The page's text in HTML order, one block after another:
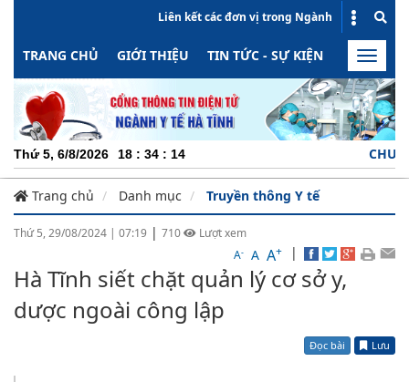
Liên kết các đơn vị trong Ngành
TRANG CHỦ GIỚI THIỆU TIN TỨC - SỰ KIỆN HOẠT
Toggle
Thứ 5, 6/8/2026 18 : 34 : 15 CHUYÊN
Trang chủ Danh mục Truyền thông Y tế
Thứ 5, 29/08/2024 | 07:19 | 710
Lượt xem
A- A A+ |
Hà Tĩnh siết chặt quản lý cơ sở y,
dược ngoài công lập
Đọc bài Lưu